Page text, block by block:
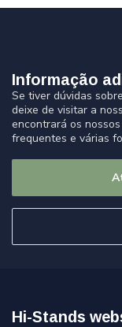
Informação
Se tiver dúvidas
deixe de visitar a
encontrará os
frequentes e várias
Hi-Stands